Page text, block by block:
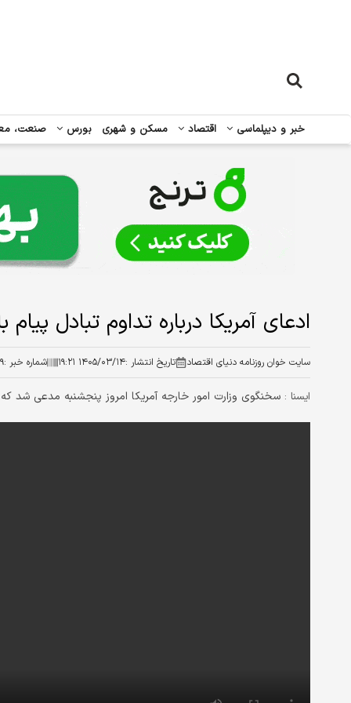
خبر و دیپلماسی اقتصاد مسکن و شهری بورس صنعت،
ادعای آمریکا درباره تداوم تبادل پیام
سایت خوان روزنامه دنیای اقتصاد تاریخ انتشار :۱۴۰۵/۰۳/۱۴ ۱۹:۲۱ شماره خبر :
ايسنا : سخنگوی وزارت امور خارجه آمریکا امروز پنجشنبه مدعی شد که